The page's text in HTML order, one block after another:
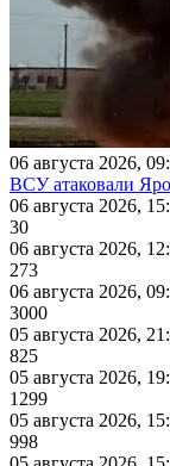
06 августа 2026,
ВСУ атаковали
06 августа 2026,
30
06 августа 2026,
273
06 августа 2026,
3000
05 августа 2026,
825
05 августа 2026,
1299
05 августа 2026,
998